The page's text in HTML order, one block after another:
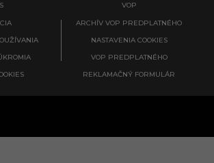
VOP
ARCHÍV VOP PREDPLATNÉHO
NASTAVENIA COOKIES
VOP PREDPLATNÉHO
REKLAMAČNÝ FORMULÁR